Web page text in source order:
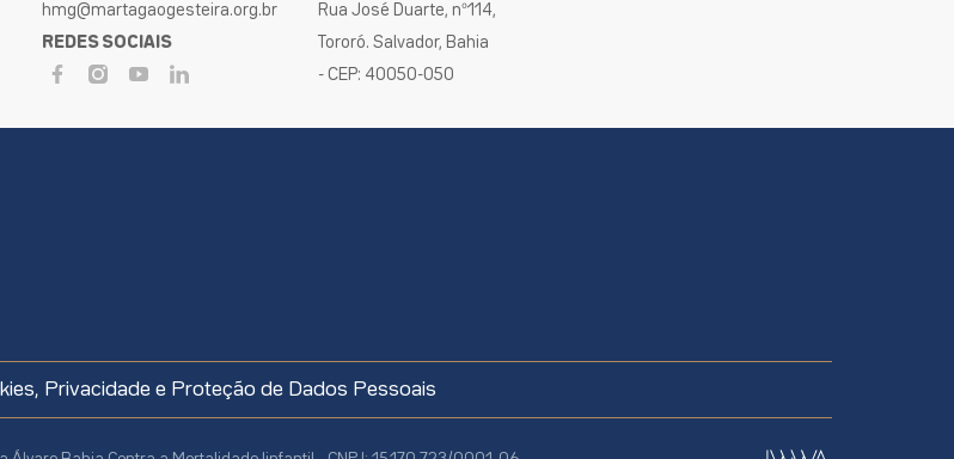
cookies
hmg@martagaogesteira.org.br
REDES SOCIAIS
Rua José Duarte, nº114,
Tororó. Salvador, Bahia
- CEP: 40050-050
Privacidade e Proteção de Dados Pessoais